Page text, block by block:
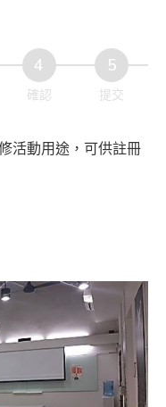
確認 提交
活動用途，可供註冊